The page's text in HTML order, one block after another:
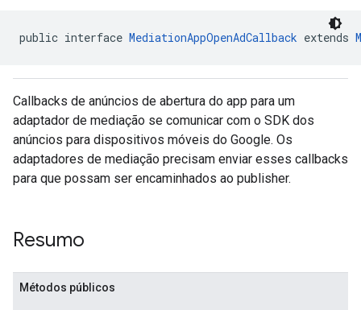
public interface MediationAppOpenAdCallback extends
Callbacks de anúncios de abertura do app para um
adaptador de mediação se comunicar com o SDK dos
anúncios para dispositivos móveis do Google. Os
adaptadores de mediação precisam enviar esses callbacks
para que possam ser encaminhados ao publisher.
Resumo
Métodos públicos